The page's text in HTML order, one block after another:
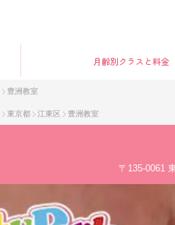
月齢別クラス と料金
豊洲教室
東京都 江東区 豊洲教室
〒135-0061